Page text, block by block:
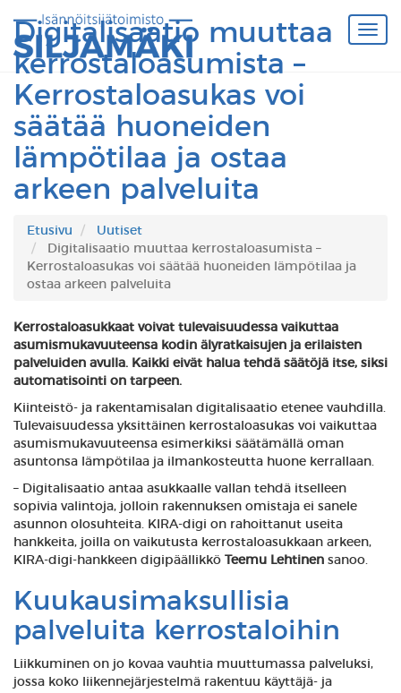
Digitalisaatio muuttaa
kerrostaloasumista –
Kerrostaloasukas voi
säätää huoneiden
lämpötilaa ja ostaa
arkeen palveluita
Etusivu
Uutiset
Digitalisaatio muuttaa kerrostaloasumista –
Kerrostaloasukas voi säätää huoneiden lämpötilaa ja
ostaa arkeen palveluita
Kerrostaloasukkaat voivat tulevaisuudessa vaikuttaa
asumismukavuuteensa kodin älyratkaisujen ja erilaisten
palveluiden avulla. Kaikki eivät halua tehdä säätöjä itse, siksi
automatisointi on tarpeen.
Kiinteistö- ja rakentamisalan digitalisaatio etenee vauhdilla.
Tulevaisuudessa yksittäinen kerrostaloasukas voi vaikuttaa
asumismukavuuteensa esimerkiksi säätämällä oman
asuntonsa lämpötilaa ja ilmankosteutta huone kerrallaan.
– Digitalisaatio antaa asukkaalle vallan tehdä itselleen
sopivia valintoja, jolloin rakennuksen omistaja ei sanele
asunnon olosuhteita. KIRA-digi on rahoittanut useita
hankkeita, joilla on vaikutusta kerrostaloasukkaan arkeen,
KIRA-digi-hankkeen digipäällikkö
Teemu Lehtinen sanoo.
Kuukausimaksullisia
palveluita kerrostaloihin
Liikkuminen on jo kovaa vauhtia muuttumassa palveluksi,
jossa koko liikennejärjestelmä rakentuu käyttäjä- ja